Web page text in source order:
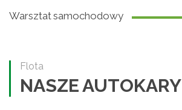
Warsztat samochodowy
Flota
NASZE AUTOKARY